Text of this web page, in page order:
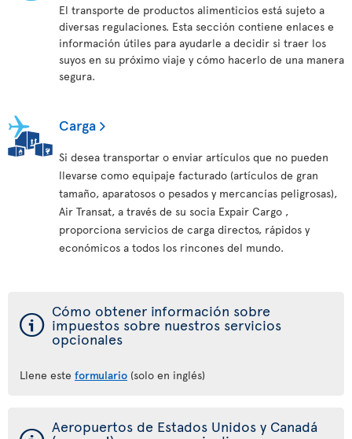
El transporte de productos alimenticios está sujeto a
diversas regulaciones. Esta sección contiene enlaces e
información útiles para ayudarle a decidir si traer los
suyos en su próximo viaje y cómo hacerlo de una manera
segura.
Carga
Si desea transportar o enviar artículos que no pueden
llevarse como equipaje facturado (artículos de gran
tamaño, aparatosos o pesados y mercancías peligrosas),
Air Transat, a través de su socia Expair Cargo ,
proporciona servicios de carga directos, rápidos y
económicos a todos los rincones del mundo.
ý Cómo obtener información sobre
impuestos sobre nuestros servicios
opcionales
Llene este formulario (solo en inglés)
Aeropuertos de Estados Unidos y Canadá